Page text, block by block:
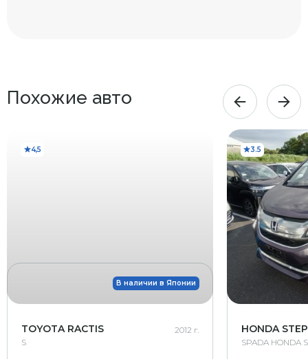
Похожие авто
4,5
В наличии в Японии
TOYOTA RACTIS
S
2012 г.
3.5
HONDA
SPADA HONDA